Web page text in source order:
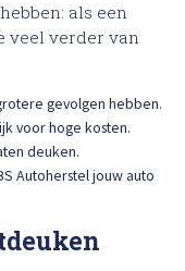
als een
veel verder van
gevolgen hebben.
voor hoge kosten.
deuken.
Autoherstel jouw auto